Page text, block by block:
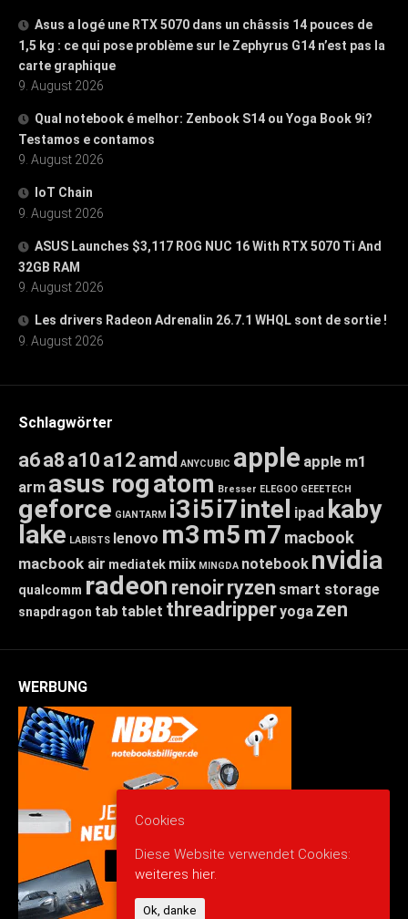
Asus a logé une RTX 5070 dans un châssis 14 pouces de
1,5 kg : ce qui pose problème sur le Zephyrus G14 n’est pas la
carte graphique
9. August 2026
Qual notebook é melhor: Zenbook S14 ou Yoga Book 9i?
Testamos e contamos
9. August 2026
IoT Chain
9. August 2026
ASUS Launches $3,117 ROG NUC 16 With RTX 5070 Ti And
32GB RAM
9. August 2026
Les drivers Radeon Adrenalin 26.7.1 WHQL sont de sortie !
9. August 2026
Schlagwörter
a6a8 a10 a12amd ANYCUBIC apple apple m1
arm asus rogatom Bresser ELEGOO GEEETECH
geforce GIANTARM i3i5i7intel ipad kaby
lake LABISTS lenovo m3m5m7 macbook
macbook air mediatek miix MINGDA notebook nvidia
qualcomm radeon renoirryzen smart storage
snapdragon tab tablet threadripperyoga zen
WERBUNG
Cookies
Diese Website verwendet Cookies:
weiteres hier.
Ok, danke